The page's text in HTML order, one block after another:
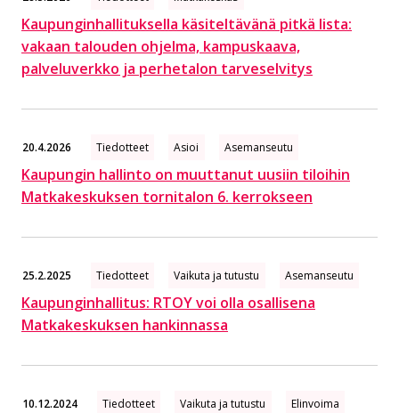
Kaupunginhallituksella käsiteltävänä pitkä lista:
vakaan talouden ohjelma, kampuskaava,
palveluverkko ja perhetalon tarveselvitys
20.4.2026 Tiedotteet Asioi Asemanseutu
Kaupungin hallinto on muuttanut uusiin tiloihin
Matkakeskuksen tornitalon 6. kerrokseen
25.2.2025 Tiedotteet Vaikuta ja tutustu Asemanseutu
Kaupunginhallitus: RTOY voi olla osallisena
Matkakeskuksen hankinnassa
10.12.2024 Tiedotteet Vaikuta ja tutustu Elinvoima